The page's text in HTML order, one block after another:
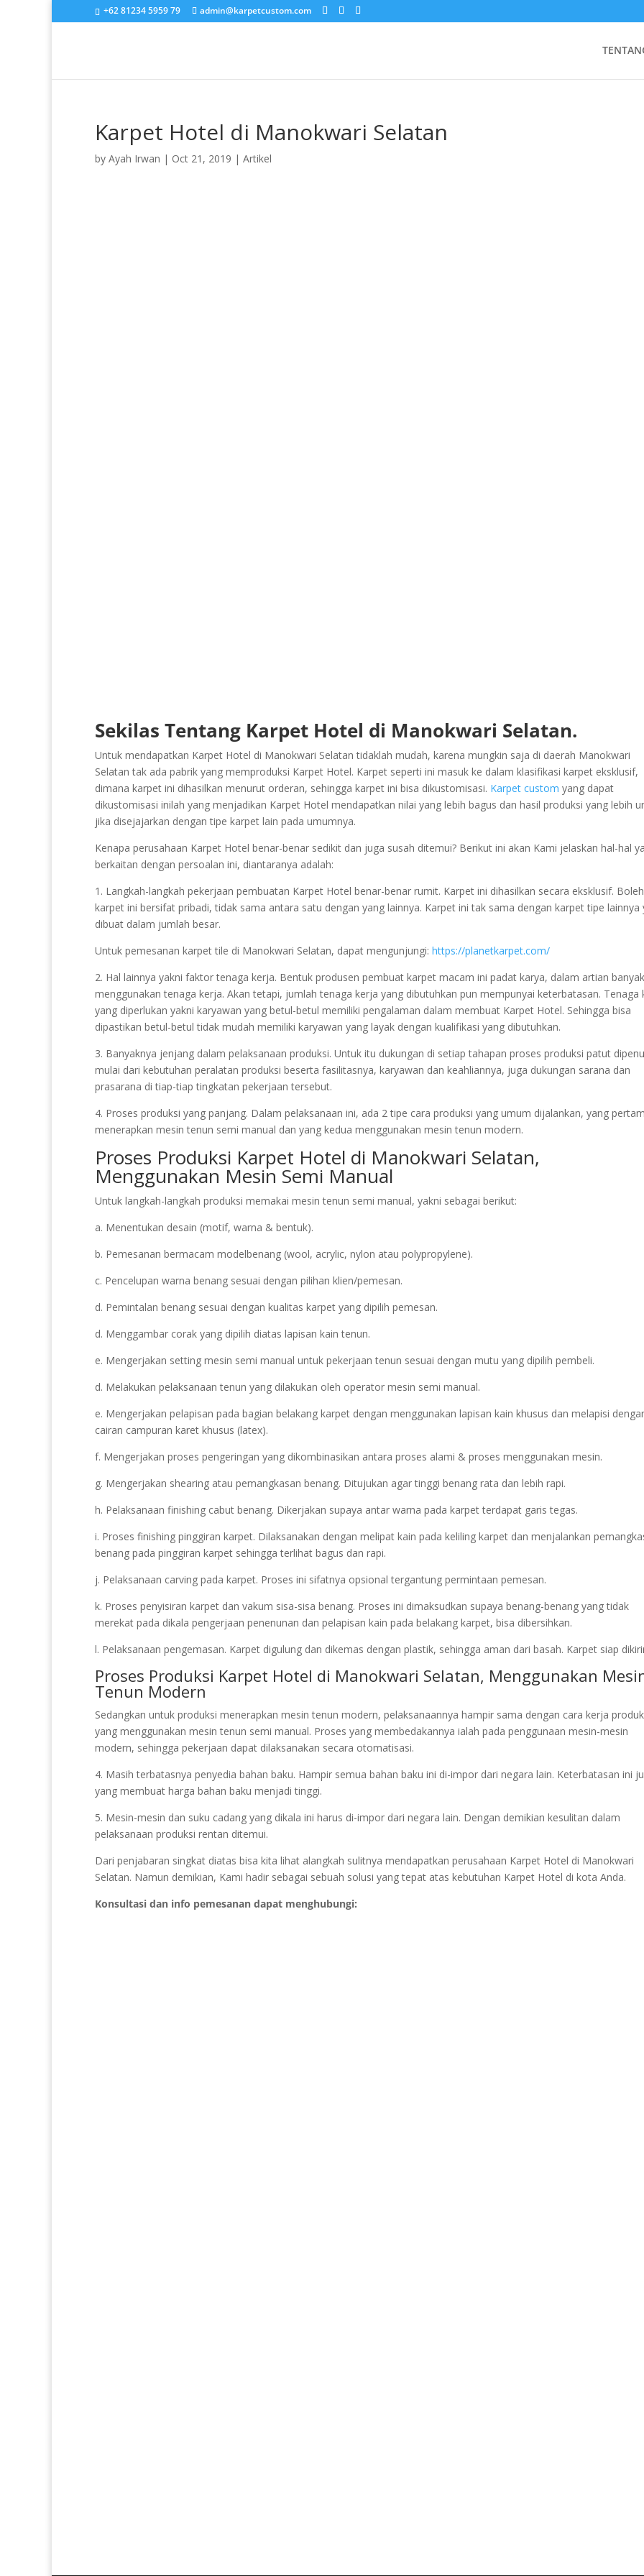
+62 81234 5959 79 admin@karpetcustom.com
Karpet Hotel di Manokwari Selatan
by Ayah Irwan | Oct 21, 2019 | Artikel
Sekilas Tentang Karpet Hotel di Manokwari Selatan.
Untuk mendapatkan Karpet Hotel di Manokwari Selatan tidaklah mudah, karena mungkin saja di daerah Manokwari
Selatan tak ada pabrik yang memproduksi Karpet Hotel. Karpet seperti ini masuk ke dalam klasifikasi karpet eksklusif,
dimana karpet ini dihasilkan menurut orderan, sehingga karpet ini bisa dikustomisasi. Karpet custom yang dapat
dikustomisasi inilah yang menjadikan Karpet Hotel mendapatkan nilai yang lebih bagus dan hasil produksi yang lebih
jika disejajarkan dengan tipe karpet lain pada umumnya.
Kenapa perusahaan Karpet Hotel benar-benar sedikit dan juga susah ditemui? Berikut ini akan Kami jelaskan hal-hal
berkaitan dengan persoalan ini, diantaranya adalah:
1. Langkah-langkah pekerjaan pembuatan Karpet Hotel benar-benar rumit. Karpet ini dihasilkan secara eksklusif.
karpet ini bersifat pribadi, tidak sama antara satu dengan yang lainnya. Karpet ini tak sama dengan karpet tipe lainnya
dibuat dalam jumlah besar.
Untuk pemesanan karpet tile di Manokwari Selatan, dapat mengunjungi: https://planetkarpet.com/
2. Hal lainnya yakni faktor tenaga kerja. Bentuk produsen pembuat karpet macam ini padat karya, dalam artian banyak
menggunakan tenaga kerja. Akan tetapi, jumlah tenaga kerja yang dibutuhkan pun mempunyai keterbatasan. Tenaga
yang diperlukan yakni karyawan yang betul-betul memiliki pengalaman dalam membuat Karpet Hotel. Sehingga bisa
dipastikan betul-betul tidak mudah memiliki karyawan yang layak dengan kualifikasi yang dibutuhkan.
3. Banyaknya jenjang dalam pelaksanaan produksi. Untuk itu dukungan di setiap tahapan proses produksi patut
mulai dari kebutuhan peralatan produksi beserta fasilitasnya, karyawan dan keahliannya, juga dukungan sarana dan
prasarana di tiap-tiap tingkatan pekerjaan tersebut.
4. Proses produksi yang panjang. Dalam pelaksanaan ini, ada 2 tipe cara produksi yang umum dijalankan, yang
menerapkan mesin tenun semi manual dan yang kedua menggunakan mesin tenun modern.
Proses Produksi Karpet Hotel di Manokwari Selatan,
Menggunakan Mesin Semi Manual
Untuk langkah-langkah produksi memakai mesin tenun semi manual, yakni sebagai berikut:
a. Menentukan desain (motif, warna & bentuk).
b. Pemesanan bermacam modelbenang (wool, acrylic, nylon atau polypropylene).
c. Pencelupan warna benang sesuai dengan pilihan klien/pemesan.
d. Pemintalan benang sesuai dengan kualitas karpet yang dipilih pemesan.
d. Menggambar corak yang dipilih diatas lapisan kain tenun.
e. Mengerjakan setting mesin semi manual untuk pekerjaan tenun sesuai dengan mutu yang dipilih pembeli.
d. Melakukan pelaksanaan tenun yang dilakukan oleh operator mesin semi manual.
e. Mengerjakan pelapisan pada bagian belakang karpet dengan menggunakan lapisan kain khusus dan melapisi
cairan campuran karet khusus (latex).
f. Mengerjakan proses pengeringan yang dikombinasikan antara proses alami & proses menggunakan mesin.
g. Mengerjakan shearing atau pemangkasan benang. Ditujukan agar tinggi benang rata dan lebih rapi.
h. Pelaksanaan finishing cabut benang. Dikerjakan supaya antar warna pada karpet terdapat garis tegas.
i. Proses finishing pinggiran karpet. Dilaksanakan dengan melipat kain pada keliling karpet dan menjalankan
benang pada pinggiran karpet sehingga terlihat bagus dan rapi.
j. Pelaksanaan carving pada karpet. Proses ini sifatnya opsional tergantung permintaan pemesan.
k. Proses penyisiran karpet dan vakum sisa-sisa benang. Proses ini dimaksudkan supaya benang-benang yang tidak
merekat pada dikala pengerjaan penenunan dan pelapisan kain pada belakang karpet, bisa dibersihkan.
l. Pelaksanaan pengemasan. Karpet digulung dan dikemas dengan plastik, sehingga aman dari basah. Karpet siap
Proses Produksi Karpet Hotel di Manokwari Selatan, Menggunakan
Tenun Modern
Sedangkan untuk produksi menerapkan mesin tenun modern, pelaksanaannya hampir sama dengan cara kerja
yang menggunakan mesin tenun semi manual. Proses yang membedakannya ialah pada penggunaan mesin-mesin
modern, sehingga pekerjaan dapat dilaksanakan secara otomatisasi.
4. Masih terbatasnya penyedia bahan baku. Hampir semua bahan baku ini di-impor dari negara lain. Keterbatasan ini
yang membuat harga bahan baku menjadi tinggi.
5. Mesin-mesin dan suku cadang yang dikala ini harus di-impor dari negara lain. Dengan demikian kesulitan dalam
pelaksanaan produksi rentan ditemui.
Dari penjabaran singkat diatas bisa kita lihat alangkah sulitnya mendapatkan perusahaan Karpet Hotel di Manokwari
Selatan. Namun demikian, Kami hadir sebagai sebuah solusi yang tepat atas kebutuhan Karpet Hotel di kota Anda.
Konsultasi dan info pemesanan dapat menghubungi: